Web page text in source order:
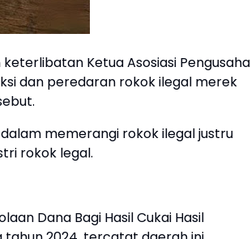
Ketua Asosiasi Pengusaha
dan peredaran rokok ilegal merek
memerangi rokok ilegal justru
rokok legal.
Dana Bagi Hasil Cukai Hasil